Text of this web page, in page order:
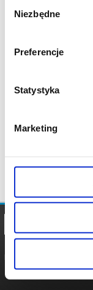
zgody
Niezbędne
Preferencje
Statystyka
Marketing